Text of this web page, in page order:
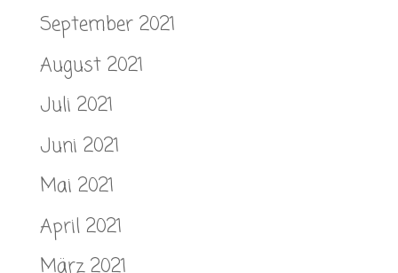
September 2021
August 2021
Juli 2021
Juni 2021
Mai 2021
April 2021
März 2021